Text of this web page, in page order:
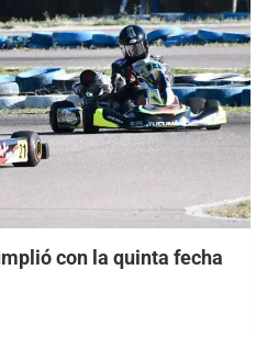
con la quinta fecha